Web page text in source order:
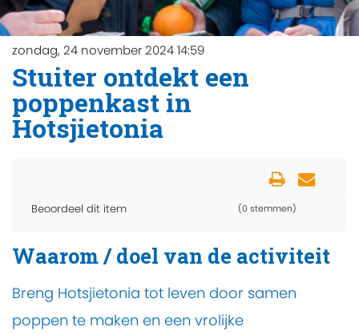
zondag, 24 november 2024 14:59
Stuiter ontdekt een
poppenkast in
Hotsjietonia
Beoordeel dit item (0 stemmen)
Waarom / doel van de activiteit
Breng Hotsjietonia tot leven door samen
poppen te maken en een vrolijke